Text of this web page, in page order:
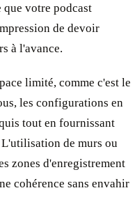
que votre podcast
de devoir
à l'avance.
limité, comme c'est le
les configurations en
tout en fournissant
de murs ou
zones d'enregistrement
cohérence sans envahir